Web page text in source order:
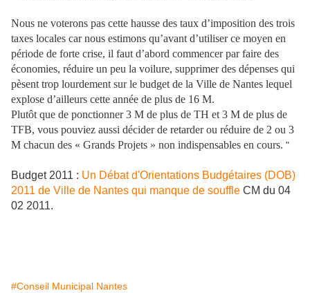
Nous ne voterons pas cette hausse des taux d’imposition des trois
taxes locales car nous estimons qu’avant d’utiliser ce moyen en
période de forte crise, il faut d’abord commencer par faire des
économies, réduire un peu la voilure, supprimer des dépenses qui
pèsent trop lourdement sur le budget de la Ville de Nantes lequel
explose d’ailleurs cette année de plus de 16 M.
Plutôt que de ponctionner 3 M de plus de TH et 3 M de plus de
TFB, vous pouviez aussi décider de retarder ou réduire de 2 ou 3
M chacun des « Grands Projets » non indispensables en cours. "
Budget 2011 : Un Débat d'Orientations Budgétaires (DOB)
2011 de Ville de Nantes qui manque de souffle CM du 04
02 2011.
#Conseil Municipal Nantes